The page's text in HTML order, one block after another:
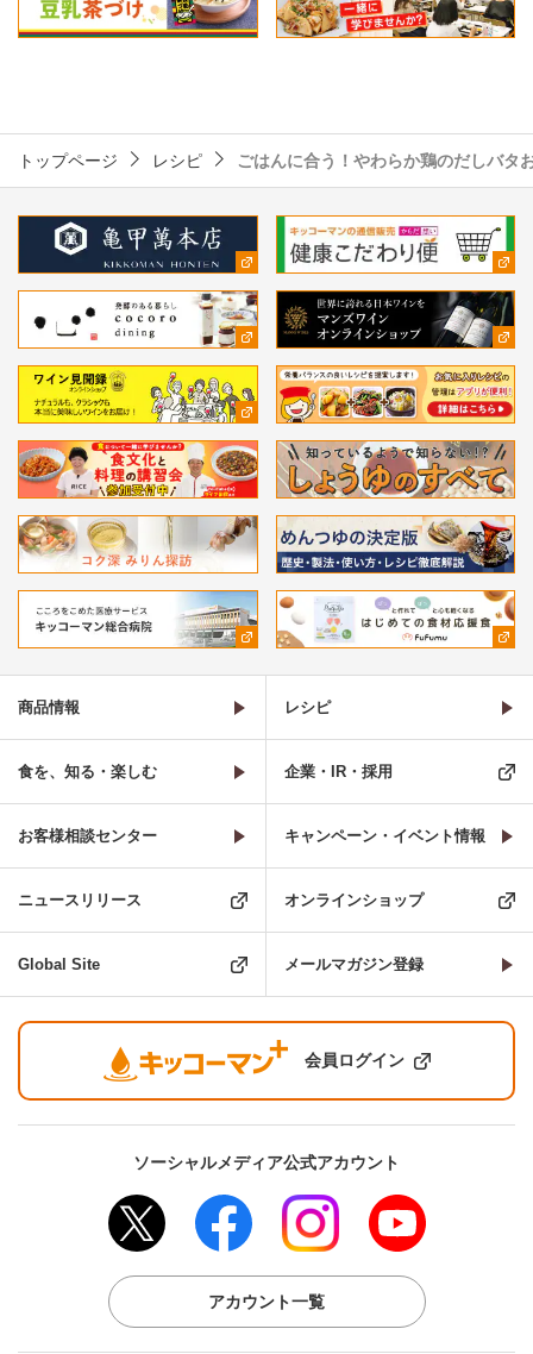
トップページ レシピ ごはんに合う！やわらか鶏のだしバタ
商品情報 レシピ
食を、知る・楽しむ 企業・IR・採用
お客様相談センター キャンペーン・イベント情報
ニュースリリース オンラインショップ
Global Site メールマガジン登録
会員ログイン
ソーシャルメディア公式アカウント
アカウント一覧